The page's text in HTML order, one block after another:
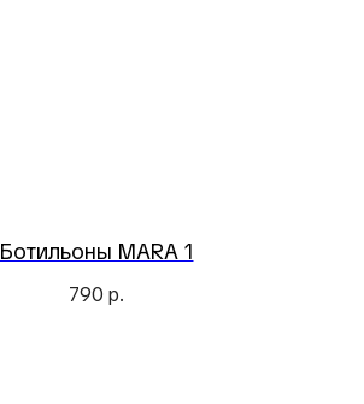
Ботильоны MARA 1
790 р.